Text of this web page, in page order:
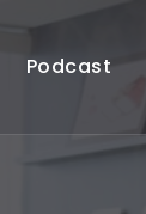
Podcast